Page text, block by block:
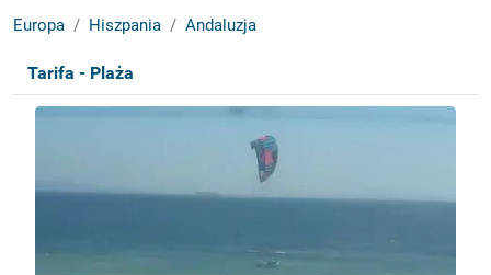
Europa Hiszpania Andaluzja
Tarifa - Plaża